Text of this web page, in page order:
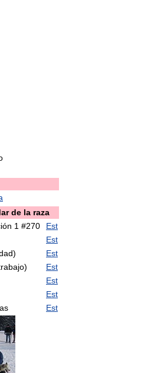
de la raza
1 #270
Est
Est
Est
Est
Est
Est
Est